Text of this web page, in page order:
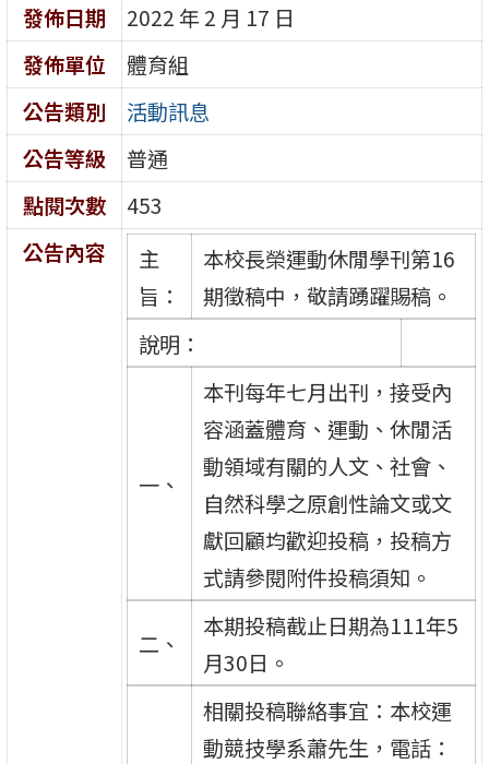
發佈日期
2022 年 2 月 17 日
發佈單位
體育組
公告類別
活動訊息
公告等級
普通
點閱次數
453
公告內容
主
旨：
本校長榮運動休閒學刊第16
期徵稿中，敬請踴躍賜稿。
說明：
一、
本刊每年七月出刊，接受內
容涵蓋體育、運動、休閒活
動領域有關的人文、社會、
自然科學之原創性論文或文
獻回顧均歡迎投稿，投稿方
式請參閱附件投稿須知。
二、
本期投稿截止日期為111年5
月30日。
相關投稿聯絡事宜：本校運
動競技學系蕭先生，電話：